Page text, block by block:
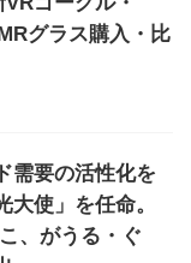
グラス購入・比
需要の活性化を
大使」を任命。
、がうる・ぐ